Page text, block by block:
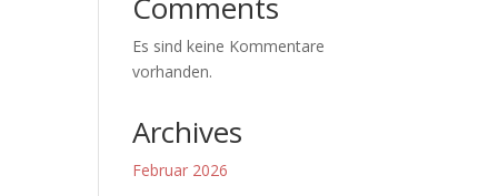
Es sind keine Kommentare
vorhanden.
Archives
Februar 2026